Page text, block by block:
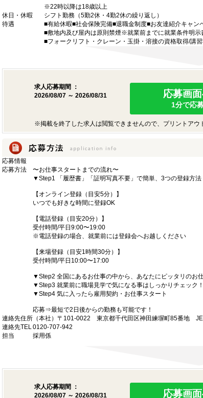
※22時以降は18歳以上
休日・休暇
シフト勤務（5勤2休・4勤2休の繰り返し）
待遇
■有給休暇■社会保険完備■退職金制度■お友達紹介キャン
■敷地内及び屋内は原則禁煙※就業前までに就業条件明示
■フォークリフト・クレーン・玉掛・溶接の資格取得/講
求人応募期間 ：
2026/08/07 ～ 2026/08/31
応募画
1分で応
※掲載を終了した求人は閲覧できませんので、プリントアウ
応募情報
応募方法
〜お仕事スタートまでの流れ〜
▼Step1 「履歴書」「証明写真不要」で簡単、3つの登録方法
【オンライン登録（目安5分）】
いつでも好きな時間に登録OK
【電話登録（目安20分）】
受付時間/平日9:00〜19:00
※電話登録の場合、就業前には登録会へお越しください
【来場登録（目安1時間30分）】
受付時間/平日10:00〜17:00
▼Step2 全国にあるお仕事の中から、あなたにピッタリのお
▼Step3 就業前に職場見学で気になる事はしっかりチェック！
▼Step4 気に入ったら雇用契約・お仕事スタート
応募⇒最短で2日後からの勤務も可能です！
連絡先住所 （本社）〒101-0022 東京都千代田区神田練塀町85番地
連絡先TEL0120-707-942
担当
採用係
求人応募期間 ：
2026/08/07 ～ 2026/08/31
応募画